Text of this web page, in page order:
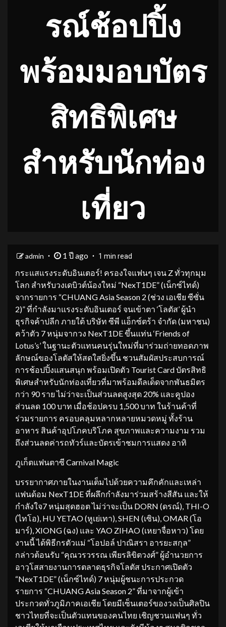
รณ์ช้อปปิ้ง
พร้อมมอบบัตร
สิทธิพิเศษ
สำหรับนักท่อง
เที่ยว
admin 1 ปี ago 1 min read
กระแสแรงระดับอินเตอร์! ครองใจแฟนๆ เจน Z ทั่วทุกมุม
โลก สำหรับวงเดบิวต์น้องใหม่ “NexT1DE” (เน็กซ์ไทด์)
จากรายการ “CHUANG Asia Season 2 (ช่วง เอเชีย ซีซั่น
2)” ที่กำลังมาแรงระดับอินเตอร์ จนเข้าตา ‘โลตัส’ ผู้นำ
ธุรกิจค้าปลีก ภายใต้ บริษัท ซีพี แอ็กซ์ตร้า จำกัด (มหาชน)
คว้าตัว 7 หนุ่มจากวง NexT1DE ขึ้นแท่น ‘Friends of
Lotus’s’ ในฐานะตัวแทนคนรุ่นใหม่ที่มาร่วมถ่ายทอดภาพ
ลักษณ์ของโลตัสให้สดใสยิ่งขึ้น ชวนสัมผัสประสบการณ์
การช้อปปิ้งแสนสนุก พร้อมเปิดตัว Tourist Card บัตรสิทธิ
พิเศษสำหรับนักท่องเที่ยวที่มาพร้อมดีลเด็ดจากพันธมิตร
กว่า 90 ราย ไม่ว่าจะเป็นส่วนลดสูงสุด 20% และคูปอง
ส่วนลด 100 บาท เมื่อช้อปครบ 1,500 บาท ในร้านค้าที่
ร่วมรายการ ครอบคลุมหลากหลายหมวดหมู่ ทั้งร้าน
อาหาร สินค้าอุปโภคบริโภค สุขภาพและความงาม รวม
ถึงส่วนลดค่ารถทัวร์และบัตรเข้าชมการแสดง อาทิ
ภูเก็ตแฟนตาซี Carnival Magic
บรรยากาศภายในงานเต็มไปด้วยความคึกคักและเหล่า
แฟนด้อม NexT1DE ที่ผลึกกำลังมาร่วมสร้างสีสัน และให้
กำลังใจ7 หนุ่มสุดฮอต ไม่ว่าจะเป็น DORN (ดรณ์), THI-O
(ไทโอ), HU YETAO (หูเย่เทา), SHEN (เซิน), OMAR (โอ
มาร์), XIONG (ฉง) และ YAO ZIHAO (เหยาจื่อหาว) โดย
งานนี้ ได้พิธีกรตัวแม่ “โอปอล์ ปาณิสรา อารยะสกุล”
กล่าวต้อนรับ “คุณวรวรรณ เพียรลิขิตวงศ์” ผู้อำนวยการ
อาวุโสสายงานการตลาดธุรกิจโลตัส ประกาศเปิดตัว
“NexT1DE” (เน็กซ์ไทด์) 7 หนุ่มผู้ชนะการประกวด
รายการ “CHUANG Asia Season 2” ที่มาจากผู้เข้า
ประกวดทั่วภูมิภาคเอเชีย โดยมีเซ็นเตอร์ของวงเป็นศิลปิน
ชาวไทยที่จะเป็นตัวแทนของคนไทย เชิญชวนแฟนๆ ทั่ว